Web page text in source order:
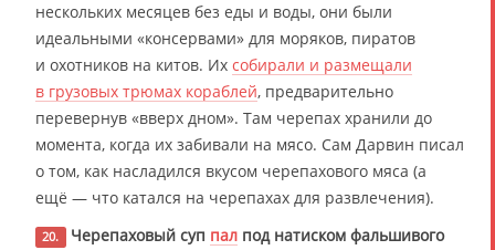
нескольких месяцев без еды и воды, они были
идеальными «консервами» для моряков, пиратов
и охотников на китов. Их собирали и размещали
в грузовых трюмах кораблей, предварительно
перевернув «вверх дном». Там черепах хранили до
момента, когда их забивали на мясо. Сам Дарвин писал
о том, как насладился вкусом черепахового мяса (а
ещё — что катался на черепахах для развлечения).
20. Черепаховый суп палпод натиском фальшивого